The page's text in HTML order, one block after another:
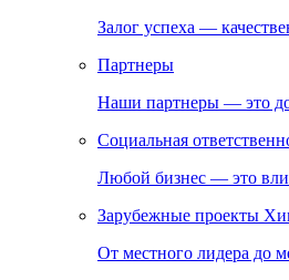
Залог успеха —
Партнеры
Наши партнеры — это
Социальная
Любой бизнес — это
Зарубежные проекты
От местного лидера до